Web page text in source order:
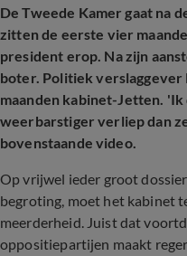
De Tweede Kamer gaat na
zitten de eerste vier
president erop. Na zijn
boter. Politiek
maanden kabinet-Jetten.
weerbarstiger verliep dan
bovenstaande video.
Op vrijwel ieder groot
begroting, moet het kabinet
meerderheid. Juist dat
oppositiepartijen maakt